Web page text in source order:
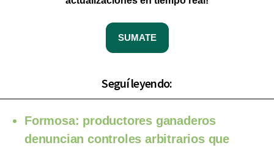
SUMATE
Seguí leyendo:
Formosa: productores ganaderos
denuncian controles arbitrarios que